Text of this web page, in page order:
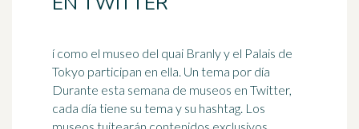
í como el museo del quai Branly y el Palais de
Tokyo participan en ella. Un tema por día
Durante esta semana de museos en Twitter,
cada día tiene su tema y su hashtag. Los